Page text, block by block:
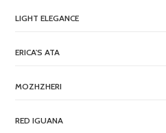
LIGHT ELEGANCE
ERICA'S ATA
MOZHZHERI
RED IGUANA